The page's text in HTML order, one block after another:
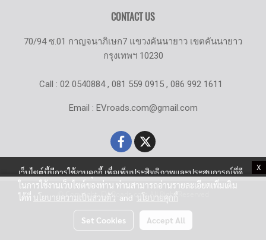
X
CONTACT US
70/94 ซ.01 กาญจนาภิเษก7 แขวงคันนายาว เขตคันนายาว
กรุงเทพฯ 10230
Call : 02 0540884 , 081 559 0915 , 086 992 1611
Email : EVroads.com@gmail.com
© Copyright EV-Roads.com All Right Reserved
เว็บไซต์นี้มีการใช้งานคุกกี้ เพื่อเพิ่มประสิทธิภาพและประสบการณ์ที่ดี
ในการใช้งานเว็บไซต์ของท่าน ท่านสามารถอ่านรายละเอียดเพิ่มเติม
ได้ที่ นโยบายความเป็นส่วนตัว and นโยบายคุกกี้
Set Cookies Accept All